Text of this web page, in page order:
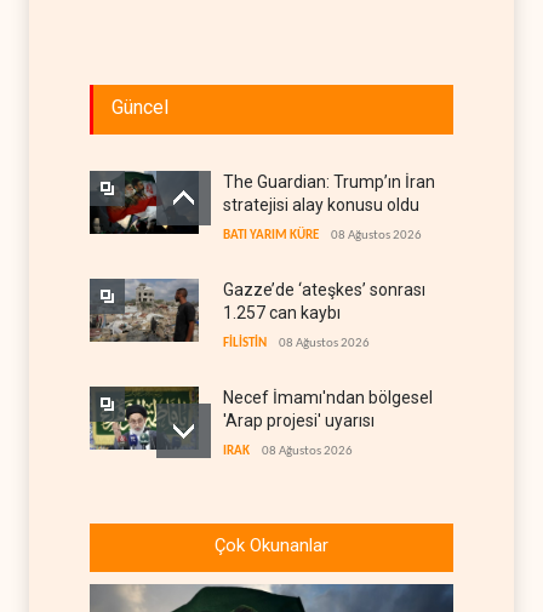
Güncel
The Guardian: Trump’ın İran
stratejisi alay konusu oldu
BATI YARIM KÜRE 08 Ağustos 2026
Gazze’de ‘ateşkes’ sonrası
1.257 can kaybı
FİLİSTİN 08 Ağustos 2026
Necef İmamı'ndan bölgesel
'Arap projesi' uyarısı
IRAK 08 Ağustos 2026
da yetmedi: Hürmüz’de
gemi vuruldu
Çok Okunanlar